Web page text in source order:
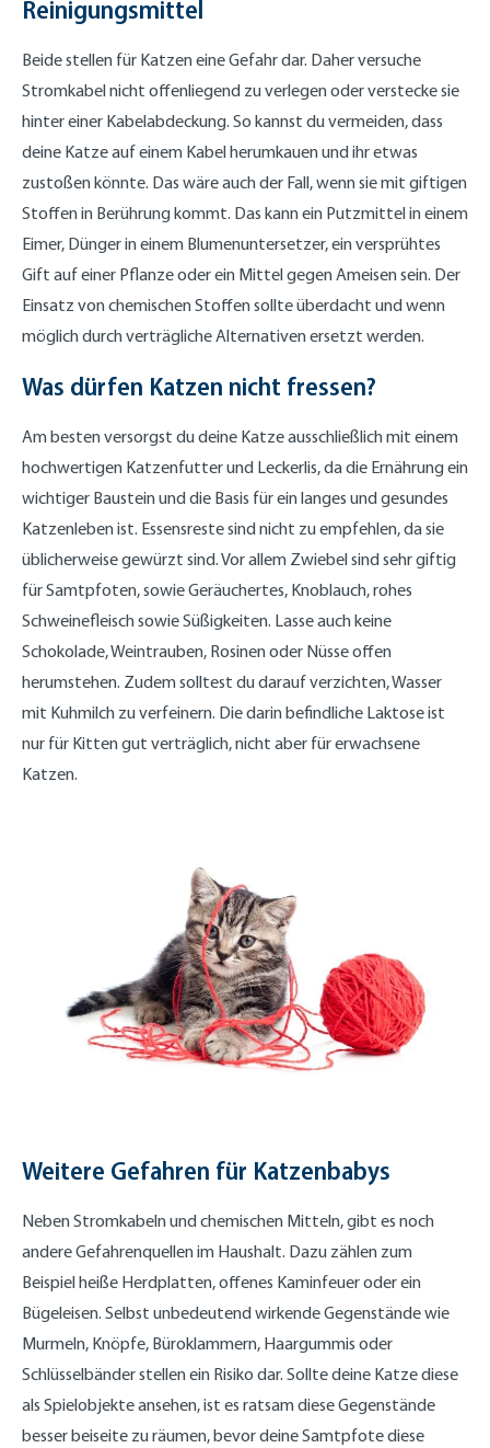
Reinigungsmittel
Beide stellen für Katzen eine Gefahr dar. Daher versuche
Stromkabel nicht offenliegend zu verlegen oder verstecke sie
hinter einer Kabelabdeckung. So kannst du vermeiden, dass
deine Katze auf einem Kabel herumkauen und ihr etwas
zustoßen könnte. Das wäre auch der Fall, wenn sie mit giftigen
Stoffen in Berührung kommt. Das kann ein Putzmittel in einem
Eimer, Dünger in einem Blumenuntersetzer, ein versprühtes
Gift auf einer Pflanze oder ein Mittel gegen Ameisen sein. Der
Einsatz von chemischen Stoffen sollte überdacht und wenn
möglich durch verträgliche Alternativen ersetzt werden.
Was dürfen Katzen nicht fressen?
Am besten versorgst du deine Katze ausschließlich mit einem
hochwertigen Katzenfutter und Leckerlis, da die Ernährung ein
wichtiger Baustein und die Basis für ein langes und gesundes
Katzenleben ist. Essensreste sind nicht zu empfehlen, da sie
üblicherweise gewürzt sind. Vor allem Zwiebel sind sehr giftig
für Samtpfoten, sowie Geräuchertes, Knoblauch, rohes
Schweinefleisch sowie Süßigkeiten. Lasse auch keine
Schokolade, Weintrauben, Rosinen oder Nüsse offen
herumstehen. Zudem solltest du darauf verzichten, Wasser
mit Kuhmilch zu verfeinern. Die darin befindliche Laktose ist
nur für Kitten gut verträglich, nicht aber für erwachsene
Katzen.
Weitere Gefahren für Katzenbabys
Neben Stromkabeln und chemischen Mitteln, gibt es noch
andere Gefahrenquellen im Haushalt. Dazu zählen zum
Beispiel heiße Herdplatten, offenes Kaminfeuer oder ein
Bügeleisen. Selbst unbedeutend wirkende Gegenstände wie
Murmeln, Knöpfe, Büroklammern, Haargummis oder
Schlüsselbänder stellen ein Risiko dar. Sollte deine Katze diese
als Spielobjekte ansehen, ist es ratsam diese Gegenstände
besser beiseite zu räumen, bevor deine Samtpfote diese